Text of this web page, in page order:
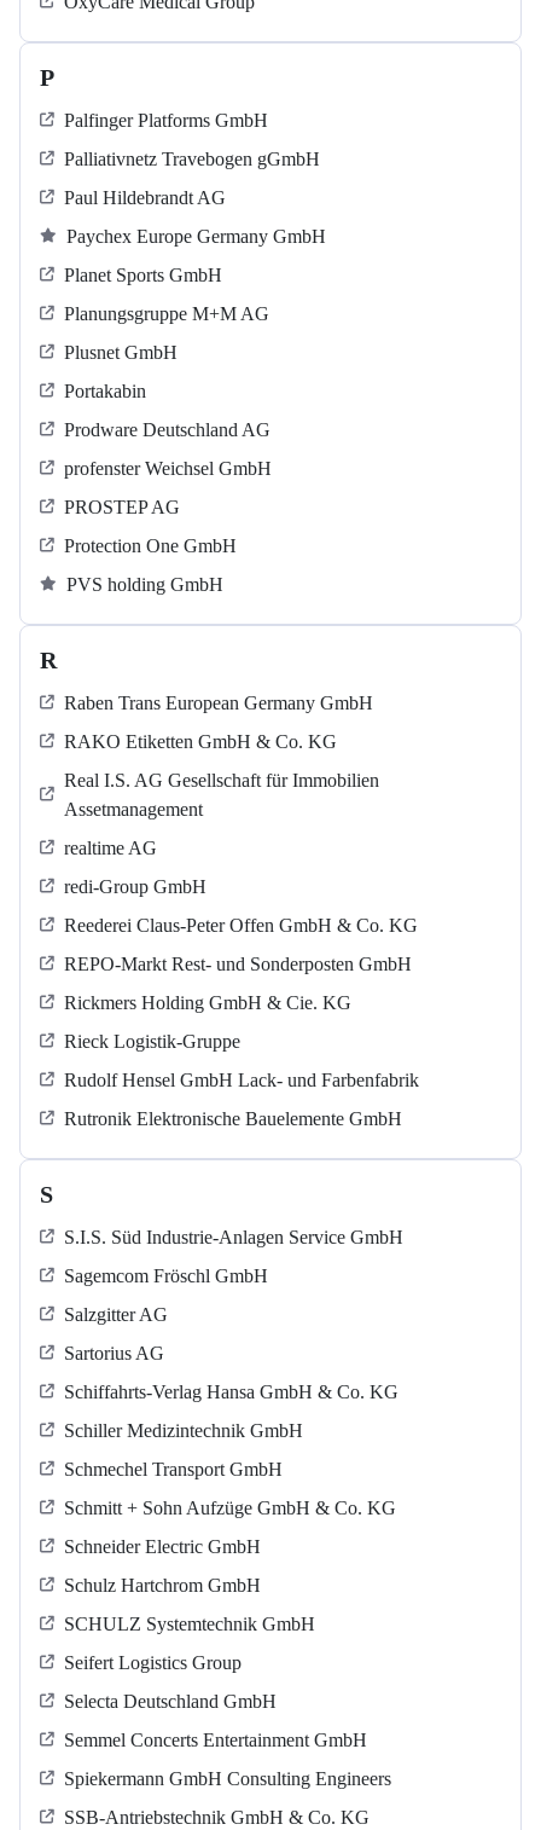
P
Palfinger Platforms GmbH
Palliativnetz Travebogen gGmbH
Paul Hildebrandt AG
Paychex Europe Germany GmbH
Planet Sports GmbH
Planungsgruppe M+M AG
Plusnet GmbH
Portakabin
Prodware Deutschland AG
profenster Weichsel GmbH
PROSTEP AG
Protection One GmbH
PVS holding GmbH
R
Raben Trans European Germany GmbH
RAKO Etiketten GmbH & Co. KG
Real I.S. AG Gesellschaft für Immobilien
Assetmanagement
realtime AG
redi-Group GmbH
Reederei Claus-Peter Offen GmbH & Co. KG
REPO-Markt Rest- und Sonderposten GmbH
Rickmers Holding GmbH & Cie. KG
Rieck Logistik-Gruppe
Rudolf Hensel GmbH Lack- und Farbenfabrik
Rutronik Elektronische Bauelemente GmbH
S
S.I.S. Süd Industrie-Anlagen Service GmbH
Sagemcom Fröschl GmbH
Salzgitter AG
Sartorius AG
Schiffahrts-Verlag Hansa GmbH & Co. KG
Schiller Medizintechnik GmbH
Schmechel Transport GmbH
Schmitt + Sohn Aufzüge GmbH & Co. KG
Schneider Electric GmbH
Schulz Hartchrom GmbH
SCHULZ Systemtechnik GmbH
Seifert Logistics Group
Selecta Deutschland GmbH
Semmel Concerts Entertainment GmbH
Spiekermann GmbH Consulting Engineers
SSB-Antriebstechnik GmbH & Co. KG